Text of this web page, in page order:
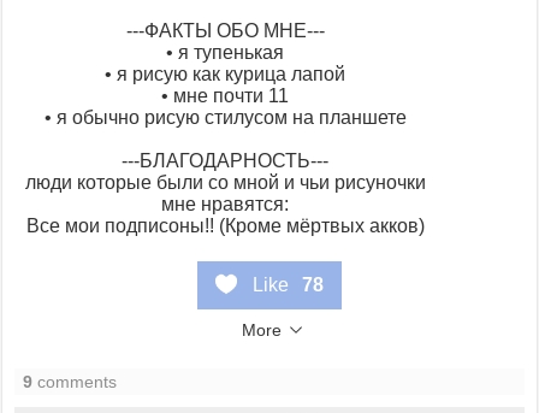
---ФАКТЫ ОБО МНЕ---
• я тупенькая
• я рисую как курица лапой
• мне почти 11
• я обычно рисую стилусом на планшете
---БЛАГОДАРНОСТЬ---
люди которые были со мной и чьи рисуночки
мне нравятся:
Все мои подписоны!! (Кроме мёртвых акков)
Like 78
More
9 comments